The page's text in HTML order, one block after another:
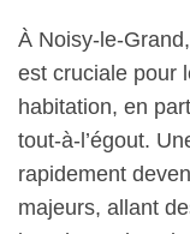
À Noisy-le-
est cruciale pour
habitation, en
tout-à-l’égout.
rapidement
majeurs, allant